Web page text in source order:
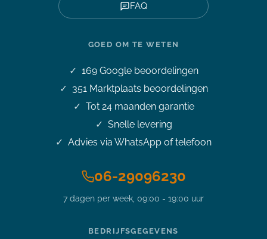
FAQ
GOED OM TE WETEN
169Google beoordelingen
351Marktplaats beoordelingen
Tot 24 maanden garantie
Snelle levering
Advies via WhatsApp of telefoon
06-29096230
7 dagen per week, 09:00 - 19:00 uur
BEDRIJFSGEGEVENS
Stel je vraag over dit
i7-1065G7 3,9GHz 32GB 512GB